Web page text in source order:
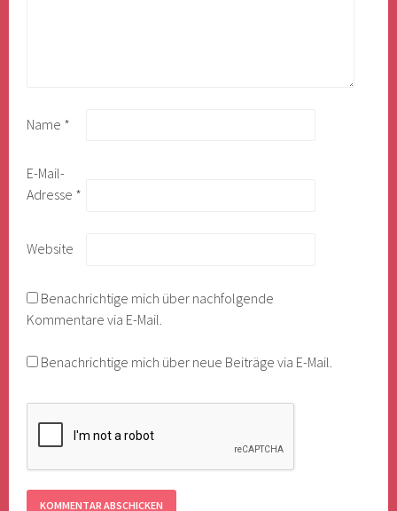
Name *
E-Mail-
Adresse *
Website
Benachrichtige mich über nachfolgende
Kommentare via E-Mail.
Benachrichtige mich über neue Beiträge via E-Mail.